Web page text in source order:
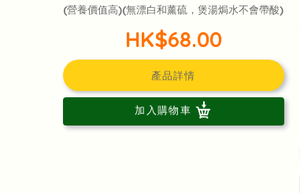
(營養價值高)(無漂白和薰硫，煲湯焗水不會帶酸)
HK$68.00
產品詳情
加入購物車